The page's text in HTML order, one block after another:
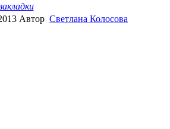
Автор Светлана Колосова